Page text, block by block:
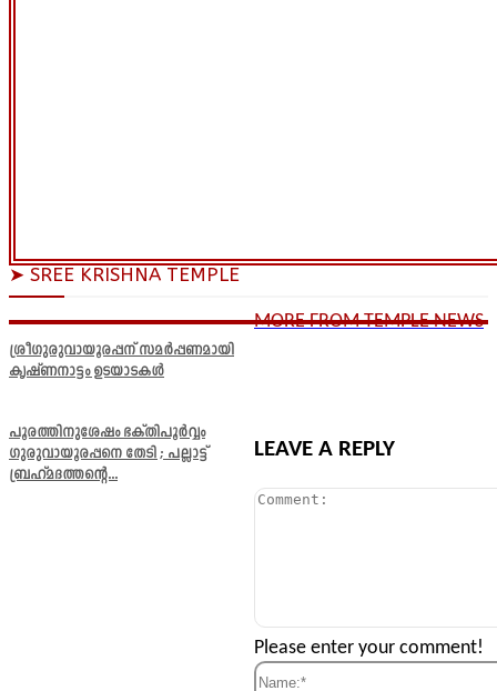
➤ SREE KRISHNA TEMPLE
ശ്രീഗുരുവായൂരപ്പന് സമർപ്പണമായി
കൃഷ്ണനാട്ടം ഉടയാടകൾ
പൂരത്തിനുശേഷം ഭക്തിപൂർവ്വം
ഗുരുവായൂരപ്പനെ തേടി ; പല്ലാട്ട്
ബ്രഹ്മദത്തന്റെ...
MORE FROM TEMPLE NEWS
LEAVE A REPLY
Comment:
Please enter your comment!